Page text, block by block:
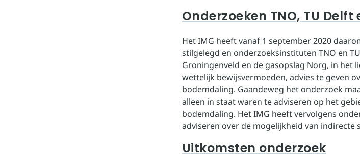
Onderzoeken TNO, TU Delft
Het IMG heeft vanaf 1 september 2020
stilgelegd en onderzoeksinstituten TNO en
Groningenveld en de gasopslag Norg, in het
wettelijk bewijsvermoeden, advies te geven
bodemdaling. Gaandeweg het onderzoek
alleen in staat waren te adviseren op het
bodemdaling. Het IMG heeft vervolgens
adviseren over de mogelijkheid van indirecte
Uitkomsten onderzoek